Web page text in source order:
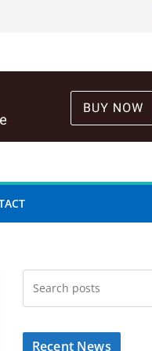
Recent News